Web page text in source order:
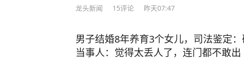
龙头新闻 15评论 昨天07:47
男子结婚8年养育3个女儿，司法鉴定：
当事人：觉得太丢人了，连门都不敢出